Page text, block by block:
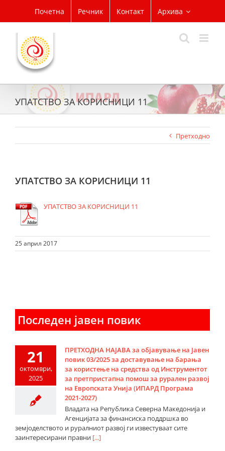
content
Почетна Речник Контакт Архива
УПАТСТВО ЗА КОРИСНИЦИ 11
Претходно
УПАТСТВО ЗА КОРИСНИЦИ 11
УПАТСТВО ЗА КОРИСНИЦИ 11
25 април 2017
Последен јавен повик
21
октомври,
2025
ПРЕТХОДНА НАЈАВА за објавување на Јавен
повик 03/2025 за доставување на барања
за користење на средства од Инструментот
за претпристапна помош за рурален развој
на Европската Унија (ИПАРД Програма
2021-2027)
Владата на Република Северна Македонија и
Агенцијата за финансиска поддршка во
земјоделството и руралниот развој ги известуваат сите
заинтересирани правни [...]